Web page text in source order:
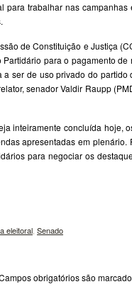
para trabalhar nas
de Constituição e Justiça
para o pagamento de
ser de uso privado do partido
senador Valdir Raupp
inteiramente concluída hoje,
apresentadas em plenário.
para negociar os
eleitoral Senado
obrigatórios são